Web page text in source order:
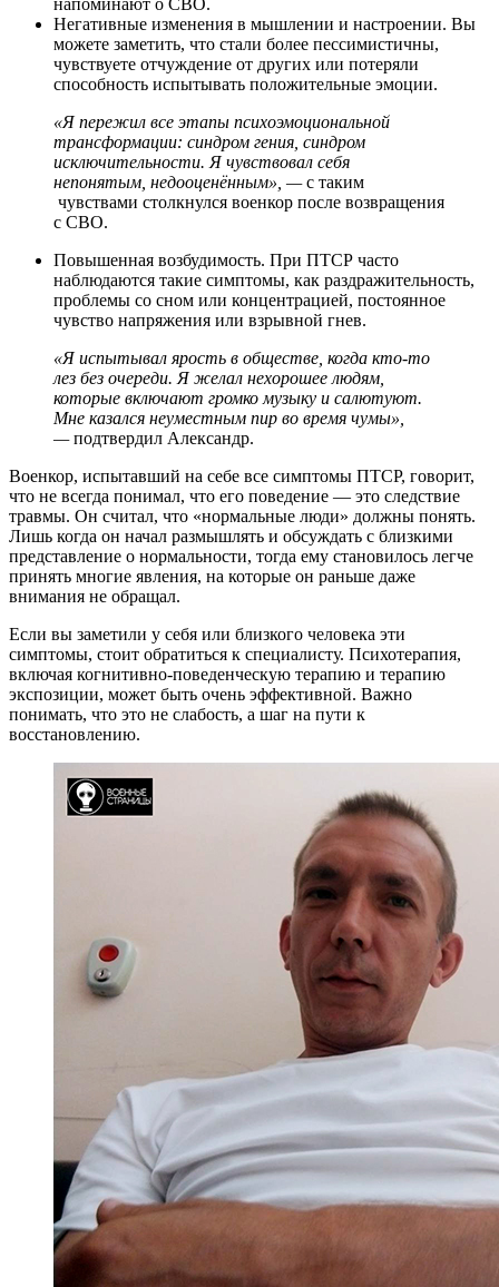
Негативные изменения в мышлении и настроении. Вы
можете заметить, что стали более пессимистичны,
чувствуете отчуждение от других или потеряли
способность испытывать положительные эмоции.
«Я пережил все этапы психоэмоциональной
трансформации: синдром гения, синдром
исключительности. Я чувствовал себя
непонятым, недооценённым», —с таким
чувствами столкнулся военкор после возвращения
с СВО.
Повышенная возбудимость. При ПТСР часто
наблюдаются такие симптомы, как раздражительность,
проблемы со сном или концентрацией, постоянное
чувство напряжения или взрывной гнев.
«Я испытывал ярость в обществе, когда кто-то
лез без очереди. Я желал нехорошее людям,
которые включают громко музыку и салютуют.
Мне казался неуместным пир во время чумы»,
—подтвердил Александр.
Военкор, испытавший на себе все симптомы ПТСР, говорит,
что не всегда понимал, что его поведение — это следствие
травмы. Он считал, что «нормальные люди» должны понять.
Лишь когда он начал размышлять и обсуждать с близкими
представление о нормальности, тогда ему становилось легче
принять многие явления, на которые он раньше даже
внимания не обращал.
Если вы заметили у себя или близкого человека эти
симптомы, стоит обратиться к специалисту. Психотерапия,
включая когнитивно-поведенческую терапию и терапию
экспозиции, может быть очень эффективной. Важно
понимать, что это не слабость, а шаг на пути к
восстановлению.